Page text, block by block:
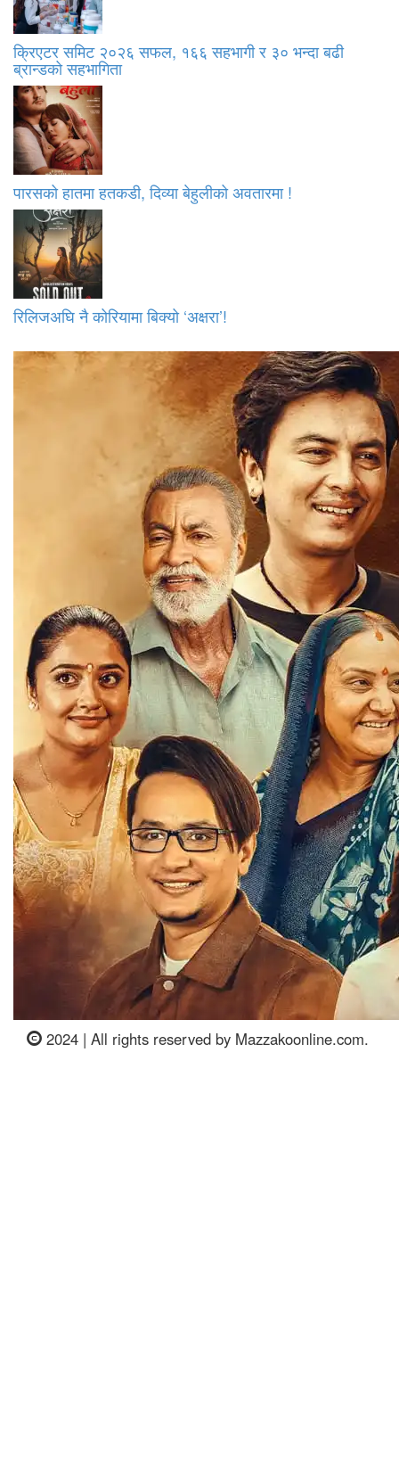
क्रिएटर समिट २०२६ सफल, १६६ सहभागी र ३० भन्दा बढी
ब्रान्डको सहभागिता
पारसको हातमा हतकडी, दिव्या बेहुलीको अवतारमा !
रिलिजअघि नै कोरियामा बिक्यो ‘अक्षरा’!
2024 | All rights reserved by Mazzakoonline.com.